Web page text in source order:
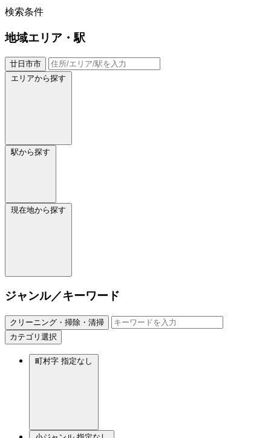
検索条件
地域エリア・駅
廿日市市
エリアから探す
駅から探す
現在地から探す
ジャンル／キーワード
クリーニング・掃除・清掃
カテゴリ選択
町村字 指定なし